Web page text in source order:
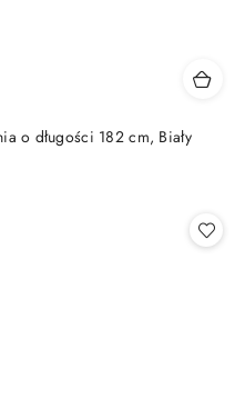
o długości 182 cm, Biały